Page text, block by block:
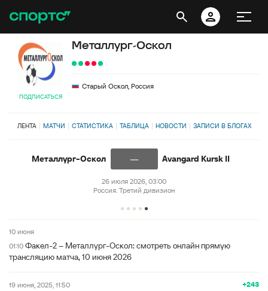
ПОДПИСАТЬСЯ
Металлург-Оскол
Старый Оскол, Россия
ЛЕНТА МАТЧИ СТАТИСТИКА ТАБЛИЦА НОВОСТИ ЗАПИСИ В БЛОГАХ
Металлург-Оскол Avangard Kursk II
—
26 июля 2026, 03:00
Россия. Третий дивизион
10 июня
01:10 Факел-2 – Металлург-Оскол: смотреть онлайн прямую
трансляцию матча, 10 июня 2026
+243
19 июня, 2025, 11:50